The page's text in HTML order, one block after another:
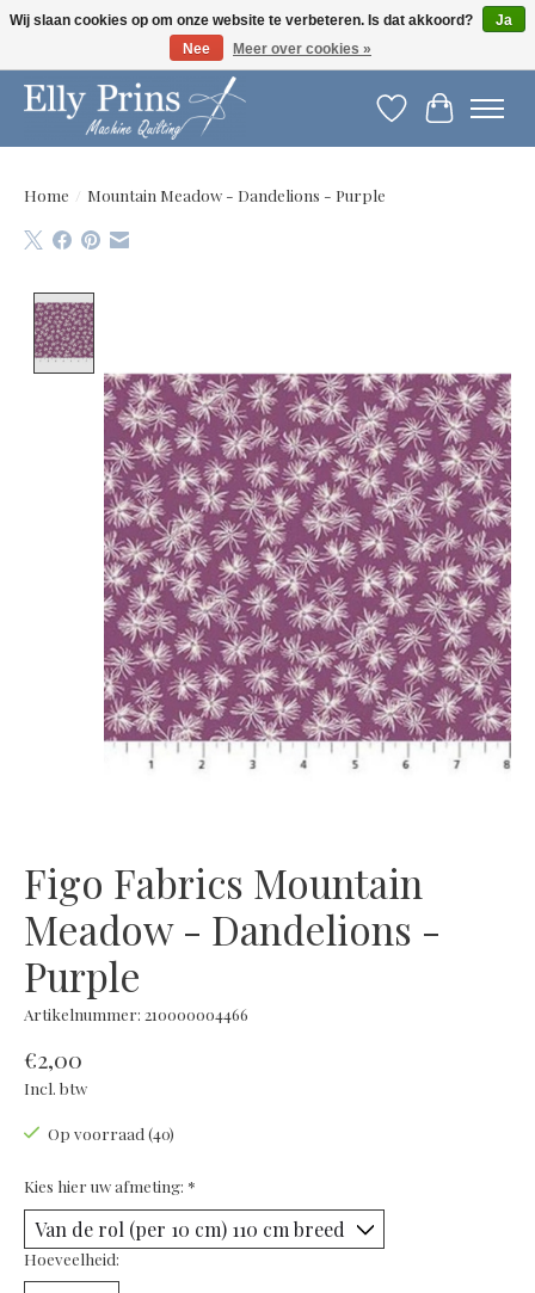
Let op: gewijzigde openingstijden!
Verlanglijst
Home / Mountain Meadow - Dandelions - Purple
Figo Fabrics Mountain
Meadow - Dandelions -
Purple
Artikelnummer: 210000004466
€2,00
Incl. btw
Op voorraad (40)
Kies hier uw afmeting: *
Hoeveelheid:
Wij slaan cookies op om onze website te verbeteren. Is dat akkoord?
Ja
Nee
Meer over cookies »